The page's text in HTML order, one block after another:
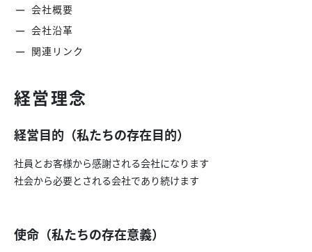
会社概要
会社沿革
関連リンク
経営理念
経営目的（私たちの存在目的）
社員とお客様から感謝される会社になります
社会から必要とされる会社であり続けます
使命（私たちの存在意義）